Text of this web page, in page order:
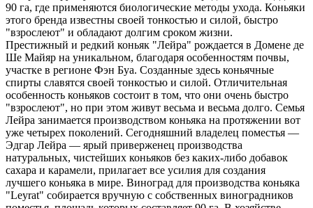
90 га, где применяются биологические методы ухода. Коньяки
этого бренда известны своей тонкостью и силой, быстро
"взрослеют" и обладают долгим сроком жизни.
Престижный и редкий коньяк "Лейра" рождается в Домене де
Ше Майяр на уникальном, благодаря особенностям почвы,
участке в регионе Фэн Буа. Созданные здесь коньячные
спирты славятся своей тонкостью и силой. Отличительная
особенность коньяков состоит в том, что они очень быстро
"взрослеют", но при этом живут весьма и весьма долго. Семья
Лейра занимается производством коньяка на протяжении вот
уже четырех поколений. Сегодняшний владелец поместья —
Эдгар Лейра — ярый приверженец производства
натуральных, чистейших коньяков без каких-либо добавок
сахара и карамели, прилагает все усилия для создания
лучшего коньяка в мире. Виноград для производства коньяка
"Leyrat" собирается вручную с собственных виноградников